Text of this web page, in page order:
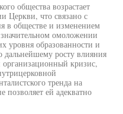
общества возрастает
Церкви, что связано с
в обществе и изменением
омоложении
уровня образованности и
дальнейшему росту влияния
организационный кризис,
тренда на
ей адекватно